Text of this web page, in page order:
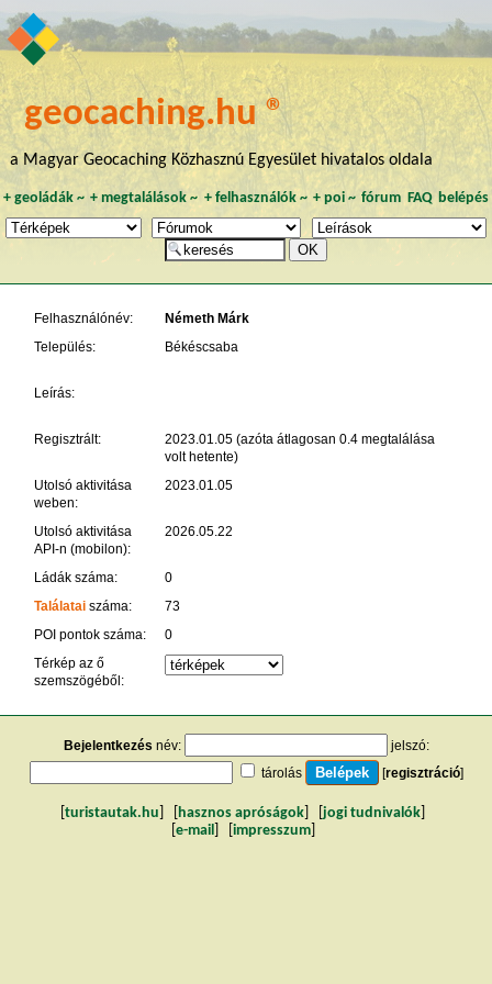
geocaching.hu ®
a Magyar Geocaching Közhasznú Egyesület hivatalos oldala
+ geoládák~ +megtalálások ~ + felhasználók~ + poi~ fórum FAQ belépés
Felhasználónév:
Németh Márk
Település:
Békéscsaba
Leírás:
Regisztrált:
2023.01.05 (azóta átlagosan 0.4 megtalálása
volt hetente)
Utolsó aktivitása
weben:
2023.01.05
Utolsó aktivitása
API-n (mobilon):
2026.05.22
Ládák száma:
0
Találataiszáma:
73
POI pontok száma:
0
Térkép az ő
szemszögéből:
Bejelentkezés név:
jelszó:
tárolás
[regisztráció]
turistautak.hu hasznos apróságok jogi tudnivalók
e-mail impresszum]